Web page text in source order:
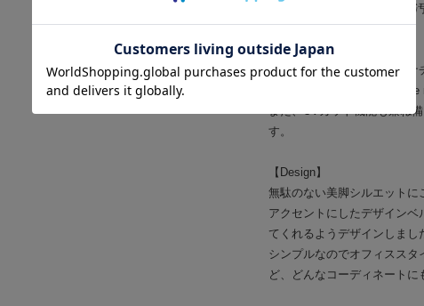
表地・・・撥水/防汚(親水性
UV遮蔽率・・・94%以上
表地は、程よい厚みがありナ
国内で撥水加工を施した
また、UVカット機能も兼ね
す。
【Design】
無駄のない美脚シルエットに
アクセントにしたデザイン
てくれるようデザインしまし
シンプルなのでオフィスス
ど、どんなコーディネートに